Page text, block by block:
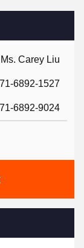
Ms. Carey Liu
6892-1527
6892-9024